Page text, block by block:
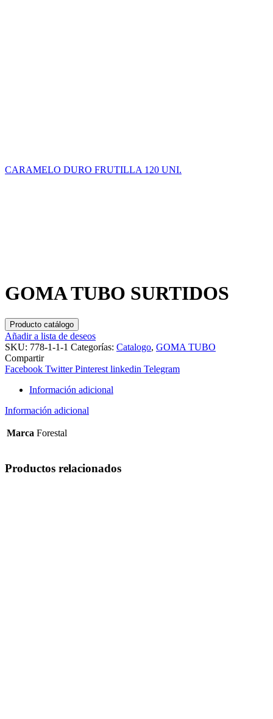
CARAMELO DURO FRUTILLA 120 UNI.
GOMA TUBO SURTIDOS
Producto catálogo
Añadir a lista de deseos
SKU: 778-1-1-1 Categorías: Catalogo, GOMA TUBO
Compartir
Facebook Twitter Pinterest linkedin Telegram
Información adicional
Información adicional
Marca Forestal
Productos relacionados